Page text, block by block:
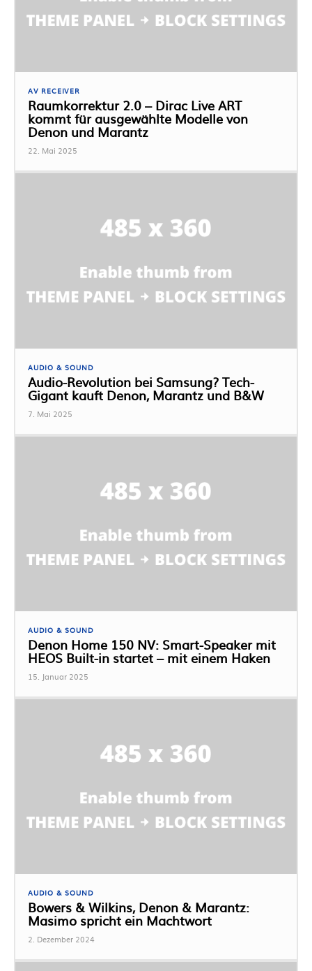
AV RECEIVER
Raumkorrektur 2.0 – Dirac Live ART
kommt für ausgewählte Modelle von
Denon und Marantz
22. Mai 2025
AUDIO & SOUND
Audio-Revolution bei Samsung? Tech-
Gigant kauft Denon, Marantz und B&W
7. Mai 2025
AUDIO & SOUND
Denon Home 150 NV: Smart-Speaker mit
HEOS Built-in startet – mit einem Haken
15. Januar 2025
AUDIO & SOUND
Bowers & Wilkins, Denon & Marantz:
Masimo spricht ein Machtwort
2. Dezember 2024